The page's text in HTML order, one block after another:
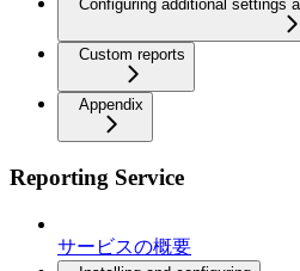
Configuring additional settings
Custom reports
Appendix
Reporting Service
サービスの概要